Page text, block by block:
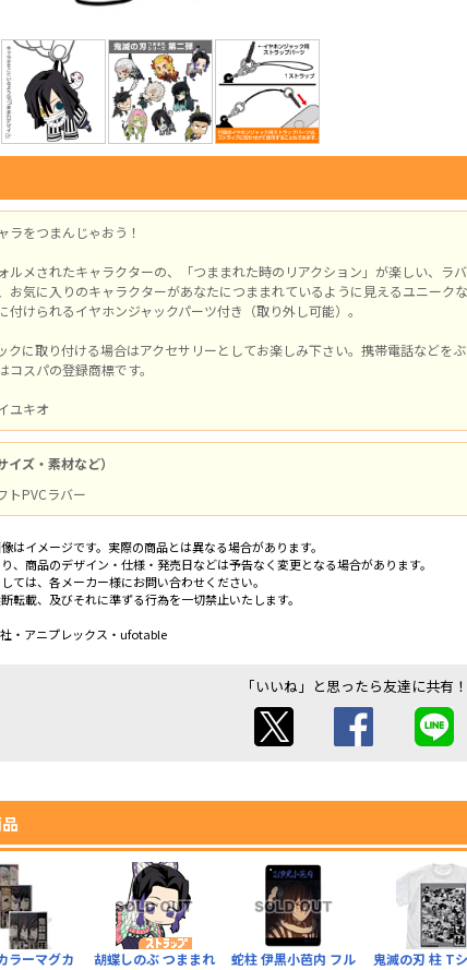
ラをつまんじゃおう！
ルメされたキャラクターの、「つままれた時のリアクション」が楽しい、ラバ
お気に入りのキャラクターがあなたにつままれているように見えるユニークな
付けられるイヤホンジャックパーツ付き（取り外し可能）。
に取り付ける場合はアクセサリーとしてお楽しみ下さい。携帯電話などを
スパの登録商標です。
ユキオ
ズ・素材など）
トPVCラバー
はイメージです。実際の商品とは異なる場合があります。
、商品のデザイン・仕様・発売日などは予告なく変更となる場合があります。
ては、各メーカー様にお問い合わせください。
転載、及びそれに準ずる行為を一切禁止いたします。
・アニプレックス・ufotable
「いいね」と思ったら友達に共有！
蛇柱 伊黒小芭内 フル
鬼滅の刃 柱 T
ラーマグカ
胡蝶しのぶ つままれ